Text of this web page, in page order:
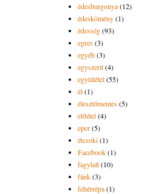
édesburgonya(12)
édeskömény(1)
édesség(93)
egres(3)
egyéb(3)
egyszerű(4)
egytálétel(55)
él(1)
élesztőmentes(5)
előétel(4)
eper(5)
étcsoki(1)
Facebook(1)
fagylalt(10)
fánk(3)
fehérrépa(1)